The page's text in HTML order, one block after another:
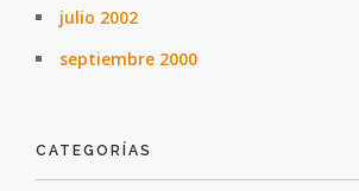
julio 2002
septiembre 2000
CATEGORÍAS